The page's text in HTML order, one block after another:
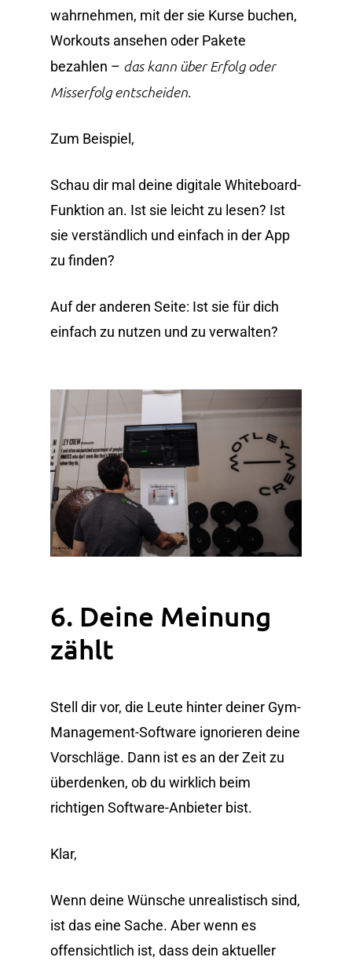
wahrnehmen, mit der sie Kurse buchen,
Workouts ansehen oder Pakete
bezahlen – das kann über Erfolg oder
Misserfolg entscheiden.
Zum Beispiel,
Schau dir mal deine digitale Whiteboard-
Funktion an. Ist sie leicht zu lesen? Ist
sie verständlich und einfach in der App
zu finden?
Auf der anderen Seite: Ist sie für dich
einfach zu nutzen und zu verwalten?
6. Deine Meinung
zählt
Stell dir vor, die Leute hinter deiner Gym-
Management-Software ignorieren deine
Vorschläge. Dann ist es an der Zeit zu
überdenken, ob du wirklich beim
richtigen Software-Anbieter bist.
Klar,
Wenn deine Wünsche unrealistisch sind,
ist das eine Sache. Aber wenn es
offensichtlich ist, dass dein aktueller